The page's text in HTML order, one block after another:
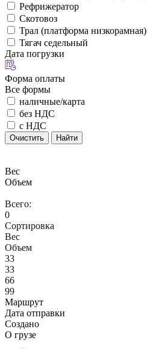
Рефрижератор
Скотовоз
Трал (платформа низкорамная)
Тягач седельный
Дата погрузки
Форма оплаты
Все формы
наличные/карта
без НДС
с НДС
Очистить Найти
Вес
Объем
Всего:
0
Сортировка
Вес
Объем
33
33
66
99
Маршрут
Дата отправки
Создано
О грузе